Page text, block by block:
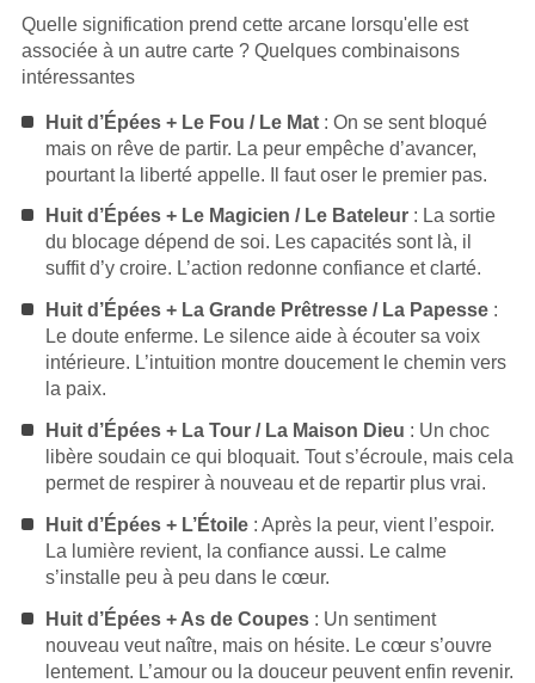
Quelle signification prend cette arcane lorsqu'elle est
associée à un autre carte ? Quelques combinaisons
intéressantes
Huit d’Épées + Le Fou / Le Mat : On se sent bloqué
mais on rêve de partir. La peur empêche d’avancer,
pourtant la liberté appelle. Il faut oser le premier pas.
Huit d’Épées + Le Magicien / Le Bateleur : La sortie
du blocage dépend de soi. Les capacités sont là, il
suffit d’y croire. L’action redonne confiance et clarté.
Huit d’Épées + La Grande Prêtresse / La Papesse :
Le doute enferme. Le silence aide à écouter sa voix
intérieure. L’intuition montre doucement le chemin vers
la paix.
Huit d’Épées + La Tour / La Maison Dieu : Un choc
libère soudain ce qui bloquait. Tout s’écroule, mais cela
permet de respirer à nouveau et de repartir plus vrai.
Huit d’Épées + L’Étoile : Après la peur, vient l’espoir.
La lumière revient, la confiance aussi. Le calme
s’installe peu à peu dans le cœur.
Huit d’Épées + As de Coupes : Un sentiment
nouveau veut naître, mais on hésite. Le cœur s’ouvre
lentement. L’amour ou la douceur peuvent enfin revenir.